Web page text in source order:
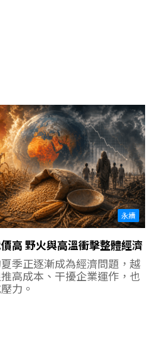
永續
高 野火與高溫衝擊整體經濟
季正逐漸成為經濟問題，越
高成本、干擾企業運作，也
力。